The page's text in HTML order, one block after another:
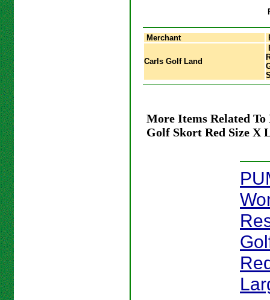
Merchant
Carls Golf Land
More Items Related
Golf Skort Red Size X